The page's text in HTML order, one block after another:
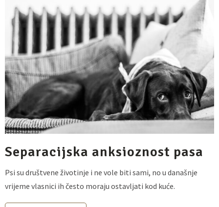
Separacijska anksioznost pasa
Psi su društvene životinje i ne vole biti sami, no u današnje
vrijeme vlasnici ih često moraju ostavljati kod kuće.